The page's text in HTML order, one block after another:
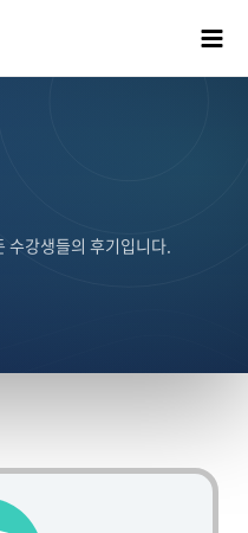
수강생들의 후기입니다.